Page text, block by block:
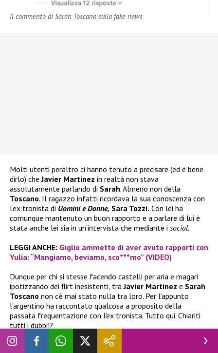
Il commento di Sarah Toscano sulla fake news
Molti utenti peraltro ci hanno tenuto a precisare (ed è bene
dirlo) cheJavier Martinez in realtà non stava
assolutamente parlando di Sarah. Almeno non della
Toscano. Il ragazzo infatti ricordava la sua conoscenza con
l’ex tronista di Uomini e Donne, Sara Tozzi. Con lei ha
comunque mantenuto un buon rapporto e a parlare di lui è
stata anche lei sia in un’intervista che mediante i social.
LEGGI ANCHE: Giglio ammette di aver avuto rapporti con
Yulia: “Mangiamo, beviamo, sco***mo” (VIDEO)
Dunque per chi si stesse facendo castelli per aria e magari
ipotizzando dei flirt inesistenti, traJavier Martinez e Sarah
Toscano non c’è mai stato nulla tra loro. Per l’appunto
l’argentino ha raccontato qualcosa a proposito della
passata frequentazione con l’ex tronista. Tutto qui. Chiariti
tutti i dubbi!?